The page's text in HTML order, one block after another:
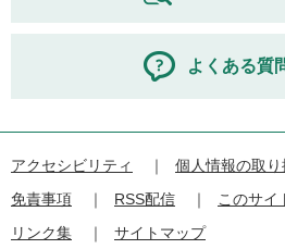
よくある質
アクセシビリティ
個人情報の取
免責事項
RSS配信
このサイ
リンク集
サイトマップ